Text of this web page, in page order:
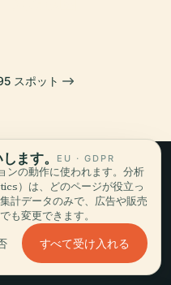
スポット
て、
ます。 EU · GDPR
ンの動作に使われます。分析
）は、どのページが役立っ
計データのみで、広告や販売
も変更できます。
すべて受け入れる